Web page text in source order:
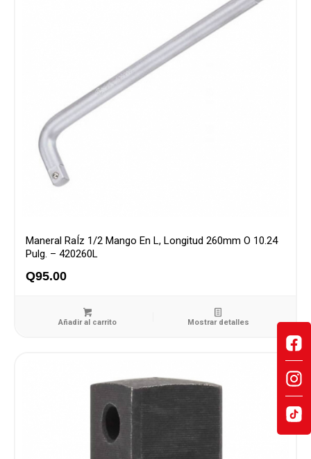
Maneral RaÍz 1/2 Mango En L, Longitud 260mm O 10.24
Pulg. – 420260L
Q95.00
Añadir al carrito Mostrar detalles